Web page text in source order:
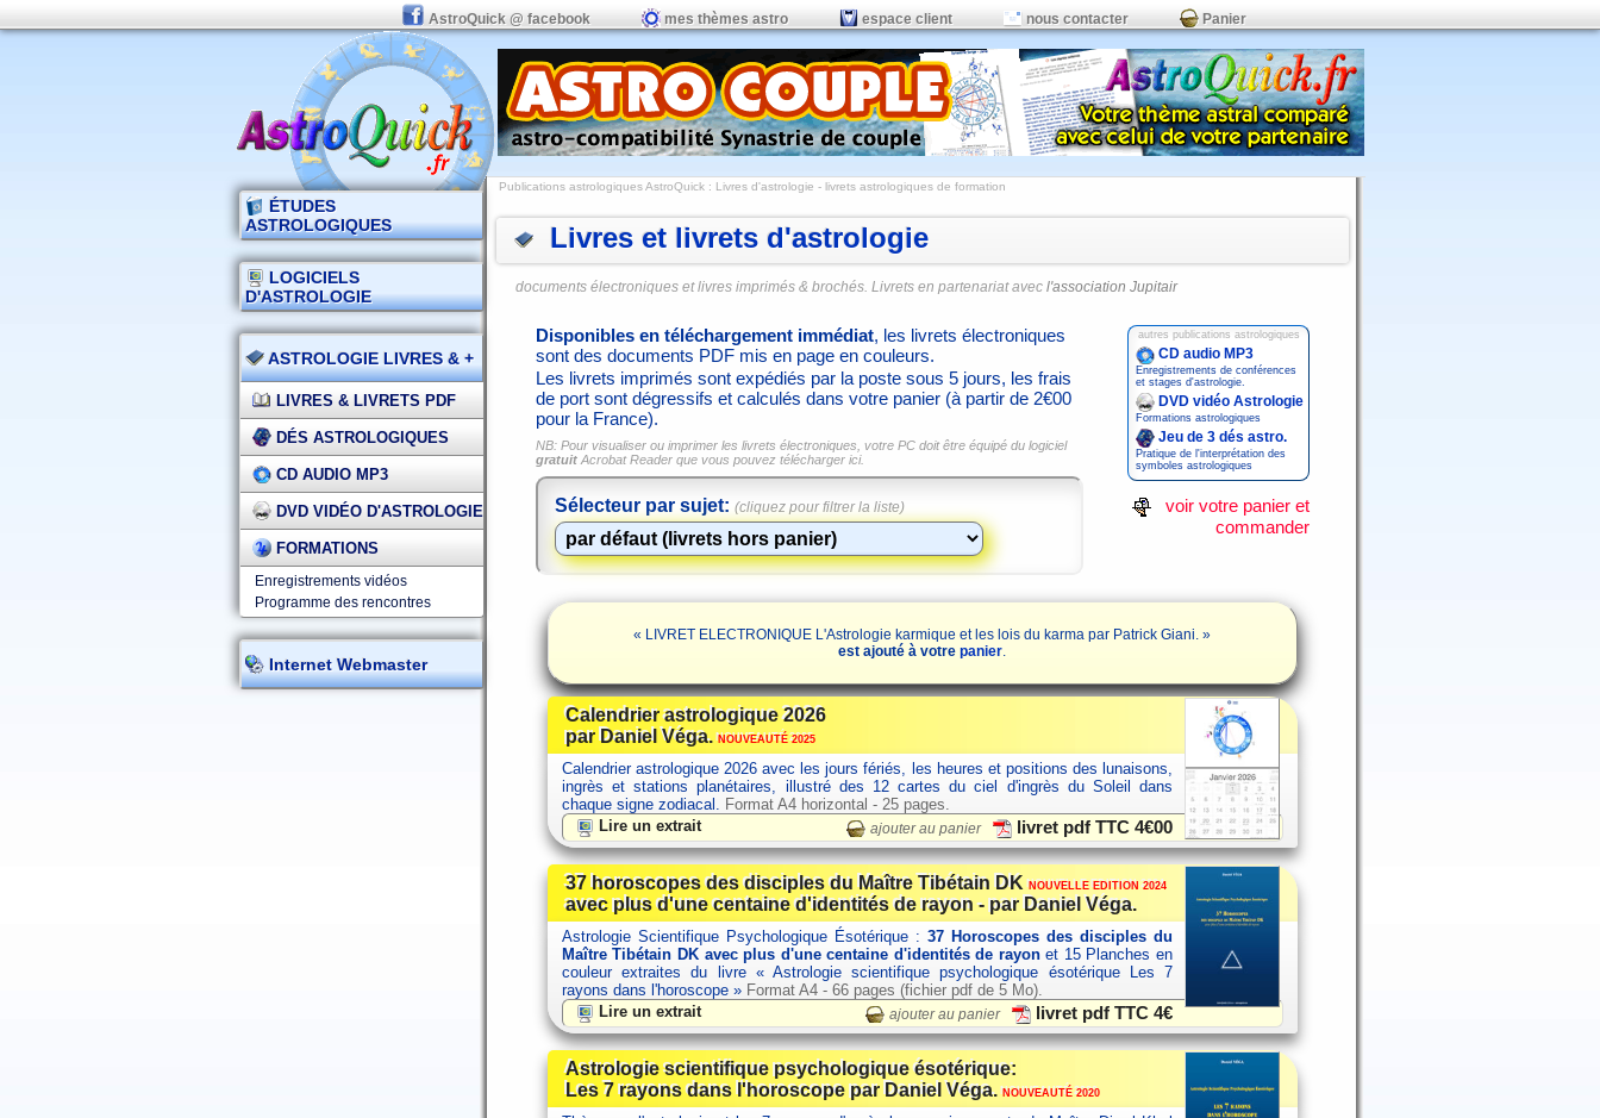
AstroQuick @ facebook mes thèmes astro espace client nous contacter Panier
ÉTUDES
ASTROLOGIQUES
LOGICIELS
D'ASTROLOGIE
ASTROLOGIE LIVRES & +
LIVRES & LIVRETS PDF
DÉS ASTROLOGIQUES
CD AUDIO MP3
DVD VIDÉO D'ASTROLOGIE
FORMATIONS
Enregistrements vidéos
Programme des rencontres
Internet Webmaster
Publications astrologiques AstroQuick : Livres d'astrologie - livrets astrologiques de formation
Livres et livrets d'astrologie
documents électroniques et livres imprimés & brochés. Livrets en partenariat avec l'association Jupitair
Disponibles en téléchargement immédiat, les livrets électroniques
sont des documents PDF mis en page en couleurs.
Les livrets imprimés sont expédiés par la poste sous 5 jours, les frais
de port sont dégressifs et calculés dans votre panier (à partir de 2€00
pour la France).
NB: Pour visualiser ou imprimer les livrets électroniques, votre PC doit être équipé du logiciel
gratuit Acrobat Reader que vous pouvez télécharger ici.
Sélecteur par sujet: (cliquez pour filtrer la liste)
autres publications astrologiques
CD audio MP3
Enregistrements de conférences
et stages d'astrologie.
DVD vidéo Astrologie
Formations astrologiques
Jeu de 3 dés astro.
Pratique de l'interprétation des
symboles astrologiques
voir votre panier et
commander
« LIVRET ELECTRONIQUE L'Astrologie karmique et les lois du karma par Patrick Giani. »
est ajouté à votrepanier.
Calendrier astrologique 2026
par Daniel Véga.NOUVEAUTÉ 2025
Calendrier astrologique 2026 avec les jours fériés, les heures et positions des lunaisons,
ingrès et stations planétaires, illustré des 12 cartes du ciel d'ingrès du Soleil dans
chaque signe zodiacal. Format A4 horizontal - 25 pages.
Lire un extrait
ajouter au panier livret pdf TTC4€00
37 horoscopes des disciples du Maître Tibétain DKNOUVELLE EDITION 2024
avec plus d'une centaine d'identités de rayon - par Daniel Véga.
Astrologie Scientifique Psychologique Ésotérique : 37 Horoscopes des disciples du
Maître Tibétain DK avec plus d'une centaine d'identités de rayonet 15 Planches en
couleur extraites du livre « Astrologie scientifique psychologique ésotérique Les 7
rayons dans l'horoscope » Format A4 - 66 pages (fichier pdf de 5 Mo).
Lire un extrait
ajouter au panier livret pdf TTC4€
Astrologie scientifique psychologique ésotérique:
Les 7 rayons dans l'horoscope par Daniel Véga.NOUVEAUTÉ 2020